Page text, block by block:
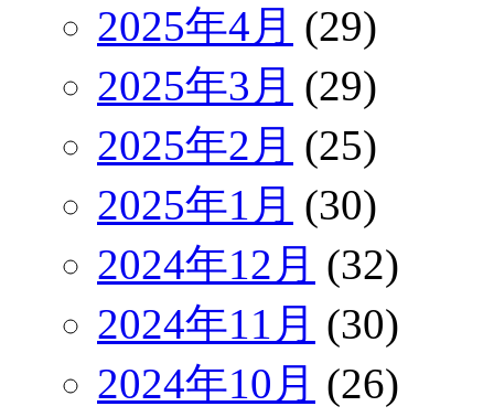
2025年4月 (29)
2025年3月 (29)
2025年2月 (25)
2025年1月 (30)
2024年12月 (32)
2024年11月 (30)
2024年10月 (26)